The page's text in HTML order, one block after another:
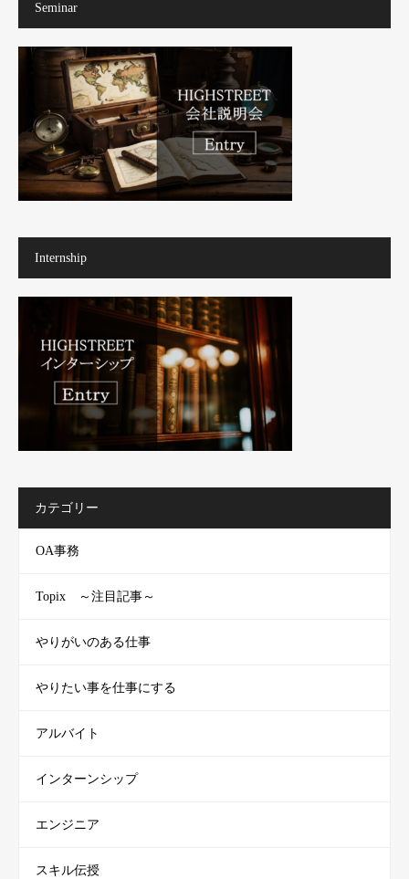
Seminar
Internship
カテゴリー
OA事務
Topix ～注目記事～
やりがいのある仕事
やりたい事を仕事にする
アルバイト
インターンシップ
エンジニア
スキル伝授